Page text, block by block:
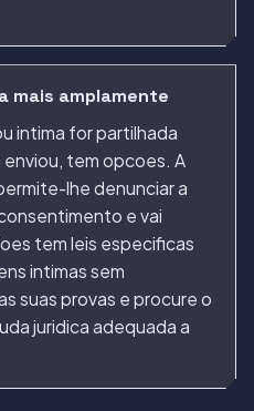
mais amplamente
intima for partilhada
enviou, tem opcoes. A
lhe denunciar a
e vai
tem leis especificas
intimas sem
suas provas e procure o
juridica adequada a